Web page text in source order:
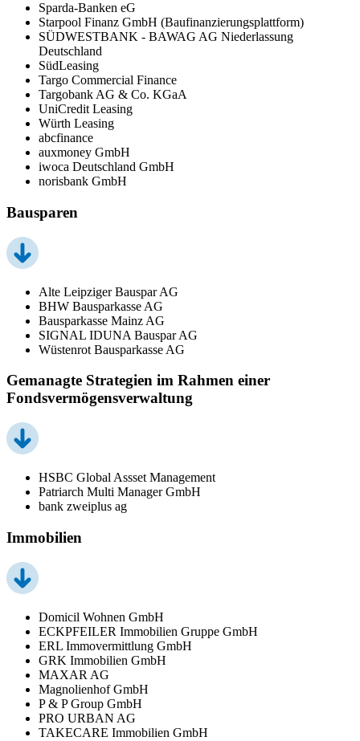
Sparda-Banken eG
Starpool Finanz GmbH (Baufinanzierungsplattform)
SÜDWESTBANK - BAWAG AG Niederlassung
Deutschland
SüdLeasing
Targo Commercial Finance
Targobank AG & Co. KGaA
UniCredit Leasing
Würth Leasing
abcfinance
auxmoney GmbH
iwoca Deutschland GmbH
norisbank GmbH
Bausparen
Alte Leipziger Bauspar AG
BHW Bausparkasse AG
Bausparkasse Mainz AG
SIGNAL IDUNA Bauspar AG
Wüstenrot Bausparkasse AG
Gemanagte Strategien im Rahmen einer
Fondsvermögensverwaltung
HSBC Global Assset Management
Patriarch Multi Manager GmbH
bank zweiplus ag
Immobilien
Domicil Wohnen GmbH
ECKPFEILER Immobilien Gruppe GmbH
ERL Immovermittlung GmbH
GRK Immobilien GmbH
MAXAR AG
Magnolienhof GmbH
P & P Group GmbH
PRO URBAN AG
TAKECARE Immobilien GmbH